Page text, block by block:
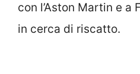
con l’Aston Martin e a
in cerca di riscatto.